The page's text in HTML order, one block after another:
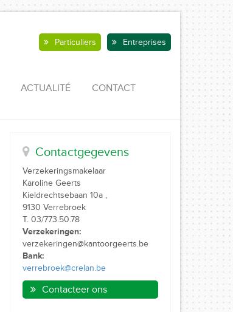
Particuliers Entreprises
ACTUALITÉ CONTACT
Contactgegevens
Verzekeringsmakelaar
Karoline Geerts
Kieldrechtsebaan 10a ,
9130 Verrebroek
T. 03/773.50.78
Verzekeringen:
verzekeringen@kantoorgeerts.be
Bank:
verrebroek@crelan.be
Contacteer ons